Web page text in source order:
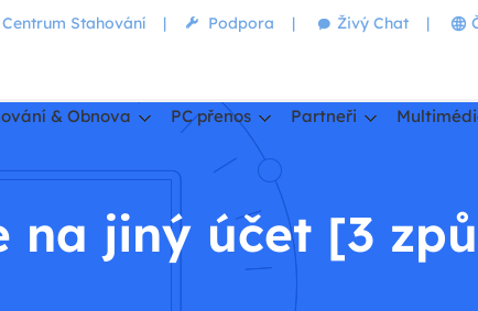
Centrum Stahování | Podpora | Živý Chat |
& Obnova PC přenos Partneři
na jiný účet [3